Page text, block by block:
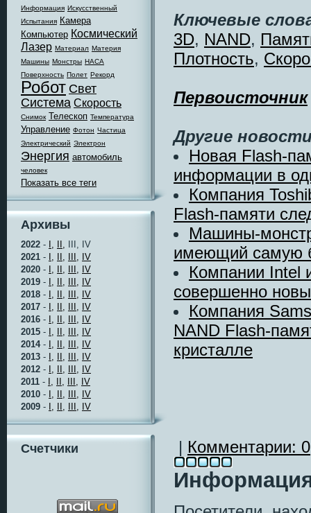
Информация Искусственный
Испытания Камера
Компьютер Космический
Лазер Материал Материя
Машины Монстры НАСА
Поверхность Полет Рекорд
Робот Свет
Система Скорость
Снимок Телескоп Температура
Управление Фотон Частица
Электрический Электрон
Энергия автомобиль
человек
Показать все теги
Архивы
2022 - I, II, III, IV
2021 - I, II, III, IV
2020 - I, II, III, IV
2019 - I, II, III, IV
2018 - I, II, III, IV
2017 - I, II, III, IV
2016 - I, II, III, IV
2015 - I, II, III, IV
2014- I, II, III, IV
2013 - I, II, III, IV
2012 - I, II, III, IV
2011 - I, II, III, IV
2010 - I, II, III, IV
2009 - I, II, III, IV
Счетчики
Ключевые
3D, NAND,
Плотность,
Первоисточник
Другие
Новая Flash-
информации в
Компания
Flash-памяти
Машины-
имеющий самую
Компании Intel
совершенно
Компания
NAND Flash-
кристалле
| Комментарии: 0